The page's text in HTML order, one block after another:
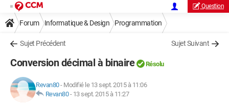
Question
Forum Informatique & Design Programmation
Sujet Précédent Sujet Suivant
Conversion décimal à binaire Résolu
Revan80- Modifié le 13 sept. 2015 à 11:06
Revan80- 13 sept. 2015 à 11:27